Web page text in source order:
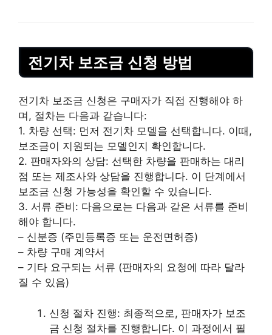
전기차 보조금 신청 방법
전기차 보조금 신청은 구매자가 직접 진행해야 하
며, 절차는 다음과 같습니다:
1. 차량 선택: 먼저 전기차 모델을 선택합니다. 이때,
보조금이 지원되는 모델인지 확인합니다.
2. 판매자와의 상담: 선택한 차량을 판매하는 대리
점 또는 제조사와 상담을 진행합니다. 이 단계에서
보조금 신청 가능성을 확인할 수 있습니다.
3. 서류 준비: 다음으로는 다음과 같은 서류를 준비
해야 합니다.
– 신분증 (주민등록증 또는 운전면허증)
– 차량 구매 계약서
– 기타 요구되는 서류 (판매자의 요청에 따라 달라
질 수 있음)
신청 절차 진행: 최종적으로, 판매자가 보조
금 신청 절차를 진행합니다. 이 과정에서 필